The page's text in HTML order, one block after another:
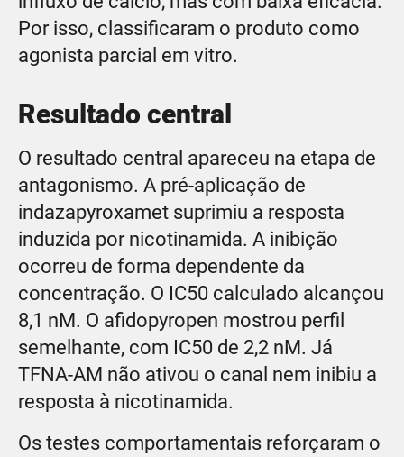
Por isso, classificaram o produto como
agonista parcial em vitro.
Resultado central
O resultado central apareceu na etapa de
antagonismo. A pré-aplicação de
indazapyroxamet suprimiu a resposta
induzida por nicotinamida. A inibição
ocorreu de forma dependente da
concentração. O IC50 calculado alcançou
8,1 nM. O afidopyropen mostrou perfil
semelhante, com IC50 de 2,2 nM. Já
TFNA-AM não ativou o canal nem inibiu a
resposta à nicotinamida.
Os testes comportamentais reforçaram o